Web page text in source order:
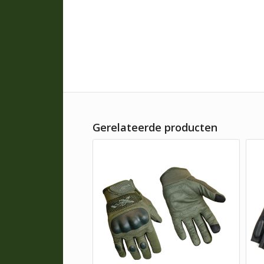
Gerelateerde producten